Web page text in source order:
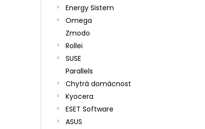
Energy Sistem
Omega
Zmodo
Rollei
SUSE
Parallels
Chytrá domácnost
Kyocera
ESET Software
ASUS